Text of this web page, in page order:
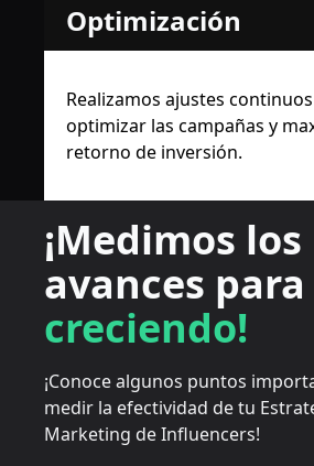
Optimización
Realizamos ajustes
optimizar las campañas y
retorno de inversión.
¡Medimos los
avances para
creciendo!
¡Conoce algunos puntos
medir la efectividad de tu
Marketing de Influencers!